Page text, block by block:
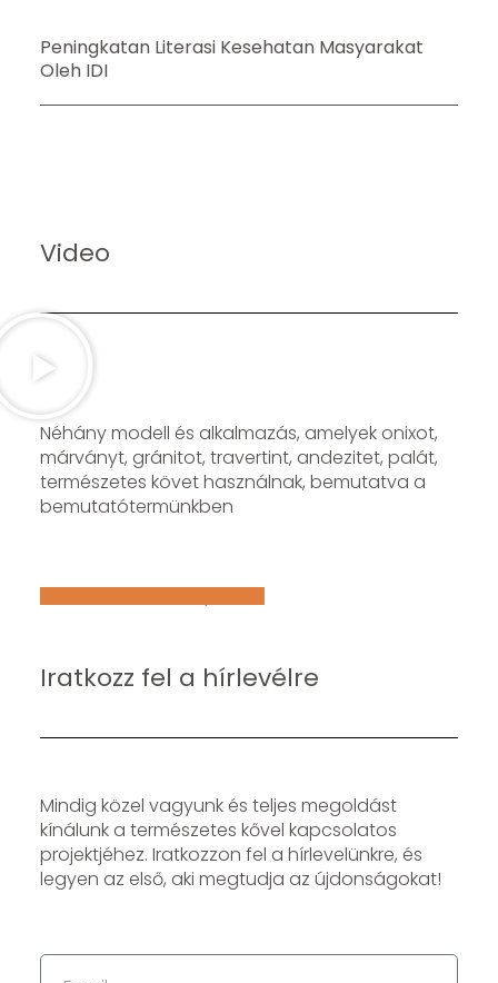
Peningkatan Literasi Kesehatan Masyarakat
Oleh IDI
Video
Néhány modell és alkalmazás, amelyek onixot,
márványt, gránitot, travertint, andezitet, palát,
természetes követ használnak, bemutatva a
bemutatótermünkben
Află mai multe despre noi
Iratkozz fel a hírlevélre
Mindig közel vagyunk és teljes megoldást
kínálunk a természetes kővel kapcsolatos
projektjéhez. Iratkozzon fel a hírlevelünkre, és
legyen az első, aki megtudja az újdonságokat!